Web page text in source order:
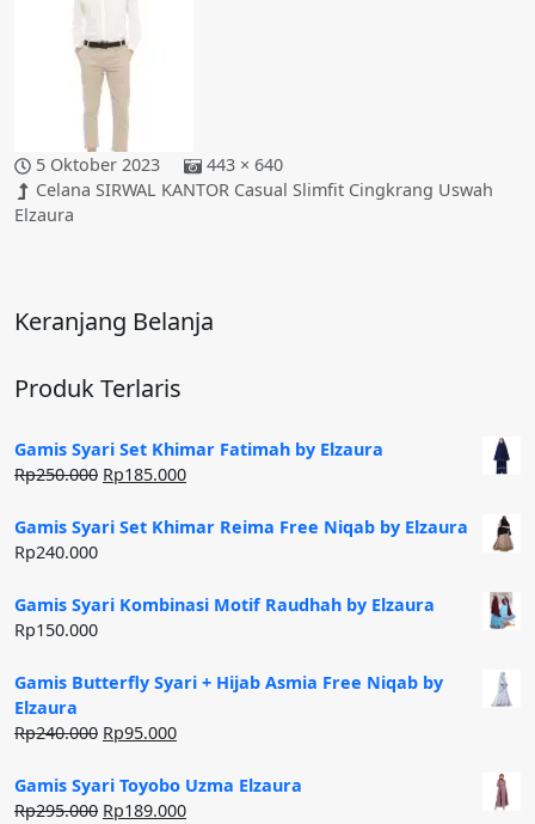
5 Oktober 2023
443 × 640
Celana SIRWAL KANTOR Casual Slimfit Cingkrang Uswah
Elzaura
Keranjang Belanja
Produk Terlaris
Gamis Syari Set Khimar Fatimah by Elzaura
Rp250.000 Harga
adalah:
Rp185.000Harga
ini
Gamis Syari Set Khimar Reima Free Niqab by Elzaura
Rp240.000
Gamis Syari Kombinasi Motif Raudhah by Elzaura
Rp150.000
Gamis Butterfly Syari + Hijab Asmia Free Niqab by
Elzaura
Rp240.000 Harga
adalah:
Rp240.000.
Rp95.000Harga
ini
adalah:
Gamis Syari Toyobo Uzma Elzaura
Rp295.000 Harga
Rp189.000Harga